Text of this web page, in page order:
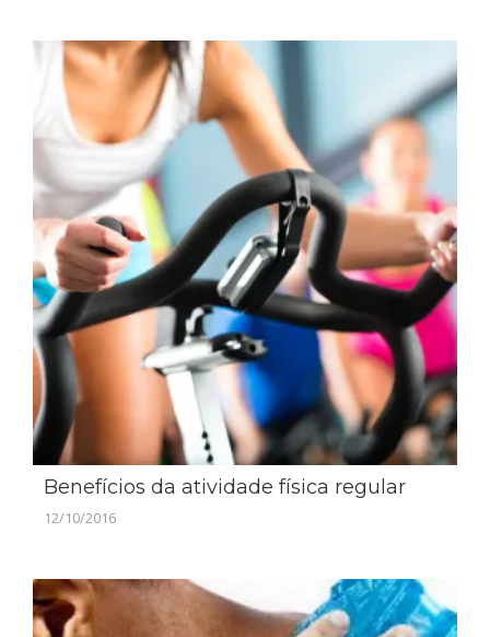
Benefícios da atividade física regular
12/10/2016